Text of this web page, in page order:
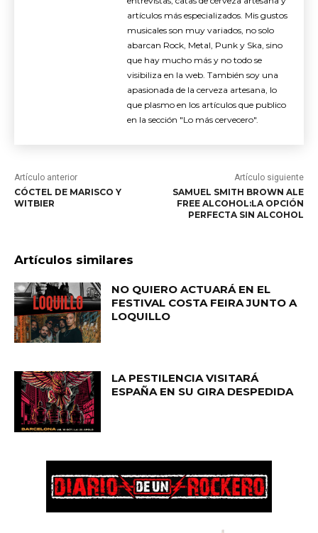
artículos más especializados. Mis gustos
musicales son muy variados, no solo
abarcan Rock, Metal, Punk y Ska, sino
que hay mucho más y no todo se
visibiliza en la web. También soy una
apasionada de la cerveza artesana, lo
que plasmo en los artículos que publico
en la sección "Lo más cervecero".
Artículo anterior
CÓCTEL DE MARISCO Y
WITBIER
Artículo siguiente
SAMUEL SMITH BROWN ALE
FREE ALCOHOL:LA OPCIÓN
PERFECTA SIN ALCOHOL
Artículos similares
NO QUIERO ACTUARÁ EN EL
FESTIVAL COSTA FEIRA JUNTO A
LOQUILLO
LA PESTILENCIA VISITARÁ
ESPAÑA EN SU GIRA DESPEDIDA